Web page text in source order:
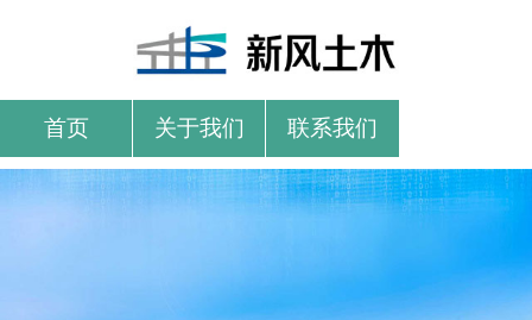
首页 关于我们 联系我们